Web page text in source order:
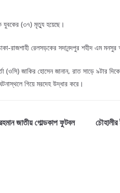
যুবকের (৩৭) মৃত্যু হয়েছে।
রাজশাহী রেলসড়কের সদানন্দপুর শহীদ এম
(ওসি) জাকির হোসেন জানান, রাত সাড়ে ৯টার
গিয়ে মরদেহ উদ্ধার করে।
জাতীয় গোল্ডকাপ ফুটবল